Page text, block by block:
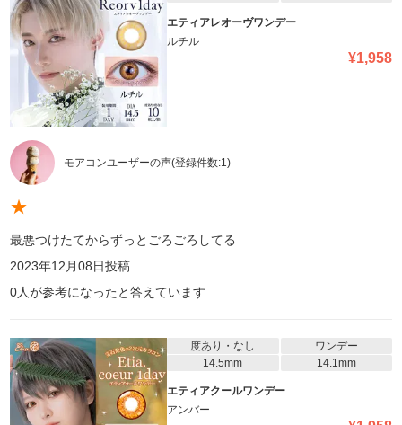
エティアレオーヴワンデー
ルチル
¥1,958
モアコンユーザーの声(登録件数:1)
★
最悪つけたてからずっとごろごろしてる
2023年12月08日投稿
0人が参考になったと答えています
度あり・なし
ワンデー
14.5mm
14.1mm
エティアクールワンデー
アンバー